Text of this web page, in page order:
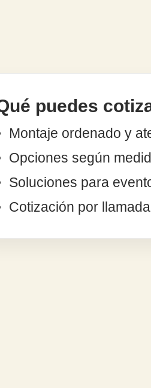
puedes
Montaje ordenado y
Opciones según
Soluciones para
Cotización por